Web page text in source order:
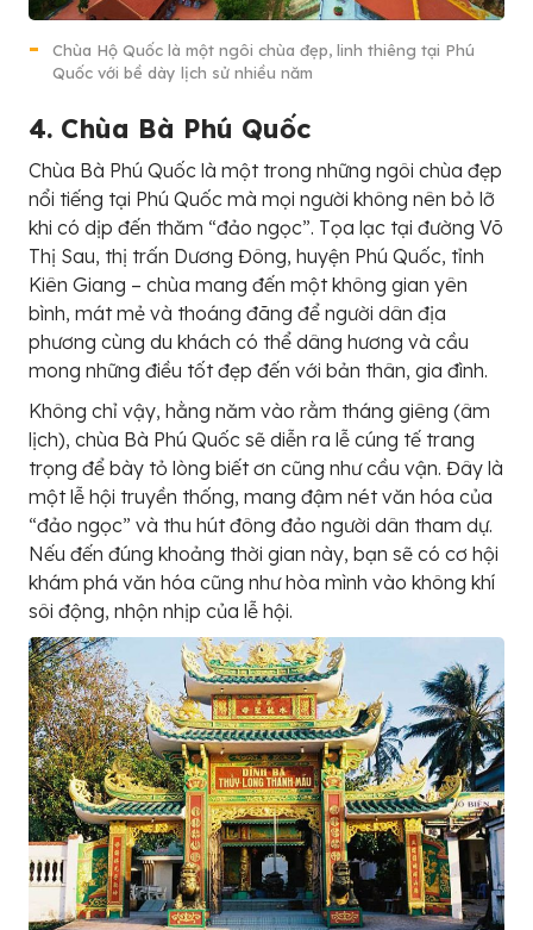
Chùa Hộ Quốc là một ngôi chùa đẹp, linh thiêng tại Phú
Quốc với bề dày lịch sử nhiều năm
4. Chùa Bà Phú Quốc
Chùa Bà Phú Quốc là một trong những ngôi chùa đẹp
nổi tiếng tại Phú Quốc mà mọi người không nên bỏ lỡ
khi có dịp đến thăm “đảo ngọc”. Tọa lạc tại đường Võ
Thị Sau, thị trấn Dương Đông, huyện Phú Quốc, tỉnh
Kiên Giang – chùa mang đến một không gian yên
bình, mát mẻ và thoáng đãng để người dân địa
phương cùng du khách có thể dâng hương và cầu
mong những điều tốt đẹp đến với bản thân, gia đình.
Không chỉ vậy, hằng năm vào rằm tháng giêng (âm
lịch), chùa Bà Phú Quốc sẽ diễn ra lễ cúng tế trang
trọng để bày tỏ lòng biết ơn cũng như cầu vận. Đây là
một lễ hội truyền thống, mang đậm nét văn hóa của
“đảo ngọc” và thu hút đông đảo người dân tham dự.
Nếu đến đúng khoảng thời gian này, bạn sẽ có cơ hội
khám phá văn hóa cũng như hòa mình vào không khí
sôi động, nhộn nhịp của lễ hội.